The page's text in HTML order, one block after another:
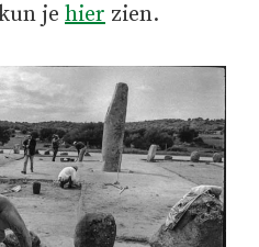
je hier zien.